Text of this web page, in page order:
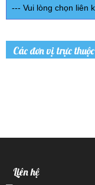
Các đơn vị trực thuộc
Liên hệ